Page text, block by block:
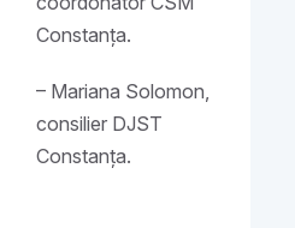
Constanța.
– Mariana Solomon,
consilier DJST
Constanța.